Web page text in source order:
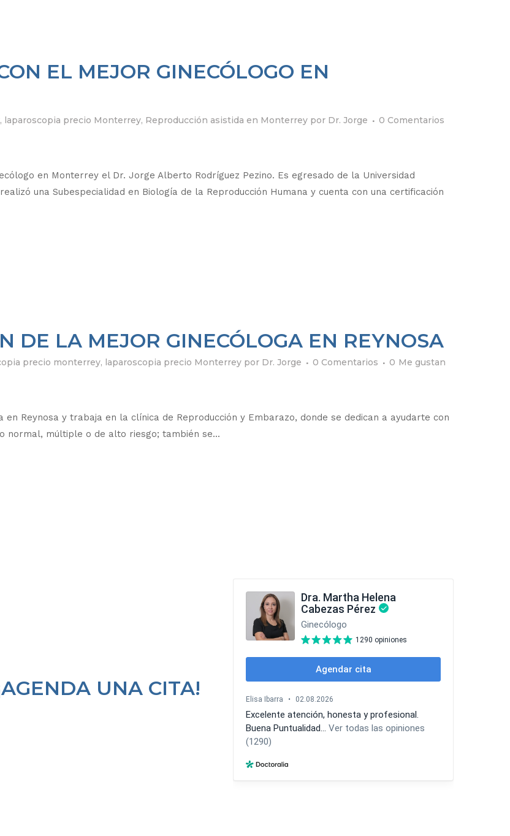
EL MEJOR GINECÓLOGO EN
, laparoscopia precio Monterrey, Reproducción asistida en Monterrey por Dr. Jorge
0 Comentarios
en Monterrey el Dr. Jorge Alberto Rodríguez Pezino. Es egresado de la Universidad
una Subespecialidad en Biología de la Reproducción Humana y cuenta con una certificación
DE LA MEJOR GINECÓLOGA EN REYNOSA
precio monterrey, laparoscopia precio Monterrey por Dr. Jorge 0 Comentarios 0 Me gustan
Reynosa y trabaja en la clínica de Reproducción y Embarazo, donde se dedican a ayudarte con
normal, múltiple o de alto riesgo; también se...
UNA CITA!